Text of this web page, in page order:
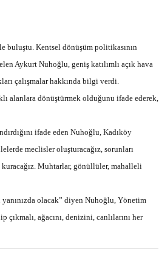
buluştu. Kentsel dönüşüm politikasının
Aykurt Nuhoğlu, geniş katılımlı açık hava
çalışmalar hakkında bilgi verdi.
alanlara dönüştürmek olduğunu ifade ederek,
ifade eden Nuhoğlu, Kadıköy
meclisler oluşturacağız, sorunları
Muhtarlar, gönüllüler, mahalleli
olacak” diyen Nuhoğlu, Yönetim
ağacını, denizini, canlılarını her